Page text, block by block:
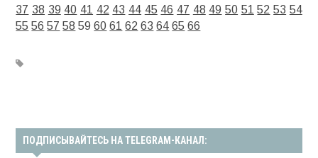
37 38 39 40 41 42 43 44 45 46 47 48 49 50 51 52 53 54
55 56 57 58 59 60 61 62 63 64 65 66
ПОДПИСЫВАЙТЕСЬ НА TELEGRAM-КАНАЛ: